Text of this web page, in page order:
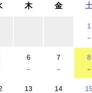
しては、ご担当の
のお問い合わせ窓
）までお気軽にお問
木 金 土
1
－
6
－
7
－
8
－
13
14